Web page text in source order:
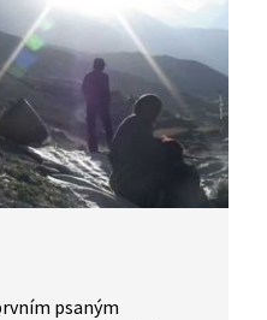
Školy žlutých čepic je
psaným